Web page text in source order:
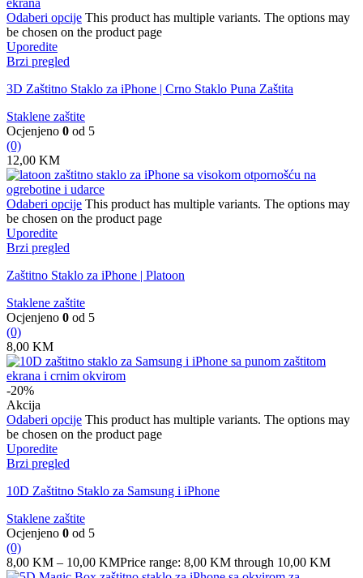
Odaberi opcije This product has multiple variants. The options may
be chosen on the product page
Uporedite
Brzi pregled
3D Zaštitno Staklo za iPhone | Crno Staklo Puna Zaštita
Staklene zaštite
Ocjenjeno 0 od 5
(0)
12,00 KM
Odaberi opcije This product has multiple variants. The options may
be chosen on the product page
Uporedite
Brzi pregled
Zaštitno Staklo za iPhone | Platoon
Staklene zaštite
Ocjenjeno 0 od 5
(0)
8,00 KM
-20%
Akcija
Odaberi opcije This product has multiple variants. The options may
be chosen on the product page
Uporedite
Brzi pregled
10D Zaštitno Staklo za Samsung i iPhone
Staklene zaštite
Ocjenjeno 0 od 5
(0)
8,00 KM – 10,00 KMPrice range: 8,00 KM through 10,00 KM